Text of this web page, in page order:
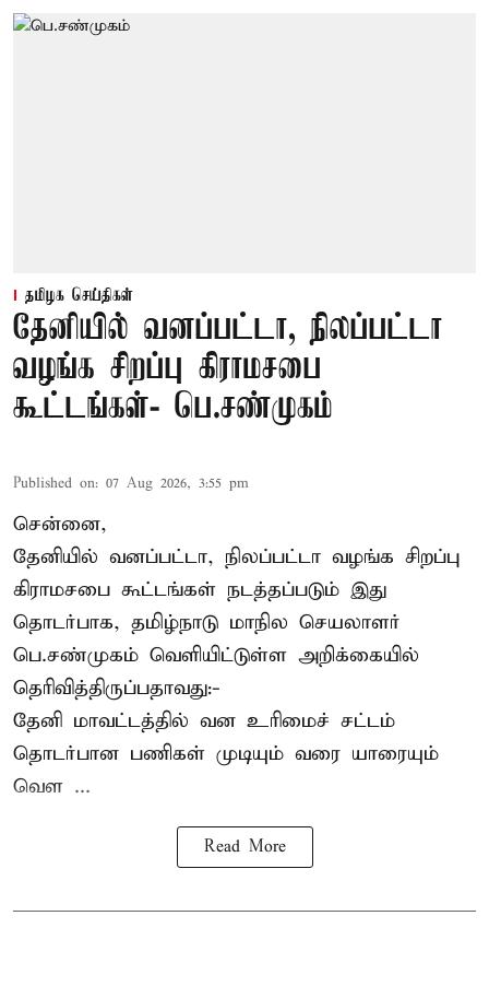
தமிழக செய்திகள்
தேனியில் வனப்பட்டா, நிலப்பட்டா
வழங்க சிறப்பு கிராமசபை
கூட்டங்கள்- பெ.சண்முகம்
Published on: 07 Aug 2026, 3:55 pm
சென்னை,
தேனியில் வனப்பட்டா, நிலப்பட்டா வழங்க சிறப்பு
கிராமசபை கூட்டங்கள் நடத்தப்படும் இது
தொடர்பாக, தமிழ்நாடு மாநில செயலாளர்
பெ.சண்முகம் வெளியிட்டுள்ள அறிக்கையில்
தெரிவித்திருப்பதாவது:-
தேனி மாவட்டத்தில் வன உரிமைச் சட்டம்
தொடர்பான பணிகள் முடியும் வரை யாரையும்
வெள ...
Read More